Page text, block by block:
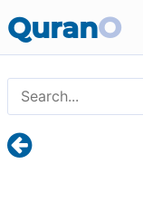
QuranO